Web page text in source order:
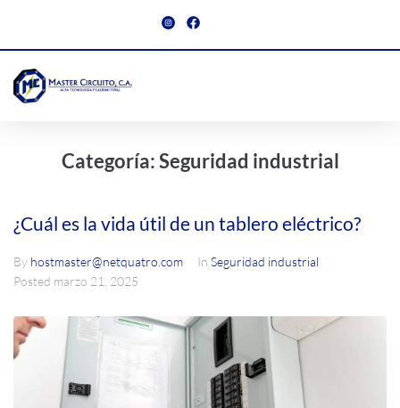
Categoría:Seguridad industrial
¿Cuál es la vida útil de un tablero eléctrico?
By hostmaster@netquatro.com In Seguridad industrial
Posted marzo 21, 2025